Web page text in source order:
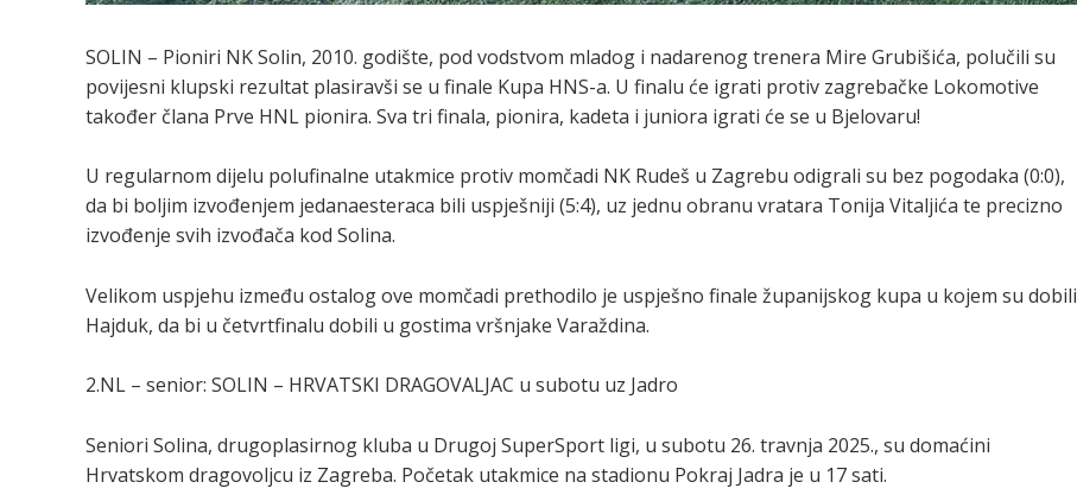
SOLIN – Pioniri NK Solin, 2010. godište, pod vodstvom mladog i nadarenog trenera Mire Grubišića, polučili su
povijesni klupski rezultat plasiravši se u finale Kupa HNS-a. U finalu će igrati protiv zagrebačke Lokomotive
također člana Prve HNL pionira. Sva tri finala, pionira, kadeta i juniora igrati će se u Bjelovaru!
U regularnom dijelu polufinalne utakmice protiv momčadi NK Rudeš u Zagrebu odigrali su bez pogodaka (0:0),
da bi boljim izvođenjem jedanaesteraca bili uspješniji (5:4), uz jednu obranu vratara Tonija Vitaljića te precizno
izvođenje svih izvođača kod Solina.
Velikom uspjehu između ostalog ove momčadi prethodilo je uspješno finale županijskog kupa u kojem su dobili
Hajduk, da bi u četvrtfinalu dobili u gostima vršnjake Varaždina.
2.NL – senior: SOLIN – HRVATSKI DRAGOVALJAC u subotu uz Jadro
Seniori Solina, drugoplasirnog kluba u Drugoj SuperSport ligi, u subotu 26. travnja 2025., su domaćini
Hrvatskom dragovoljcu iz Zagreba. Početak utakmice na stadionu Pokraj Jadra je u 17 sati.